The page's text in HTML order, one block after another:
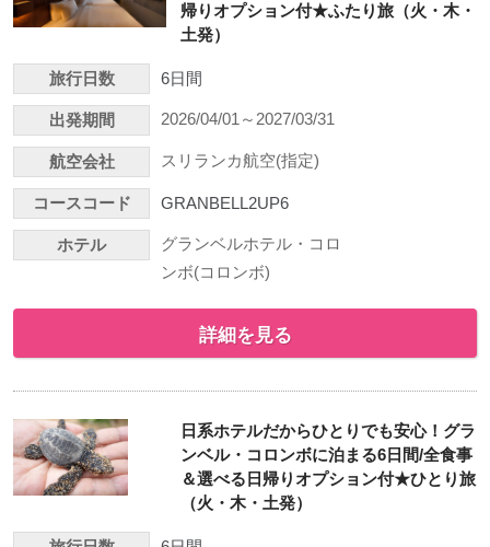
帰りオプション付★ふたり旅（火・木・
土発）
旅行日数 6日間
出発期間 2026/04/01～2027/03/31
航空会社 スリランカ航空(指定)
コースコード GRANBELL2UP6
ホテル
グランベルホテル・コロ
ンボ(コロンボ)
詳細を見る
日系ホテルだからひとりでも安心！グラ
ンベル・コロンボに泊まる6日間/全食事
＆選べる日帰りオプション付★ひとり旅
（火・木・土発）